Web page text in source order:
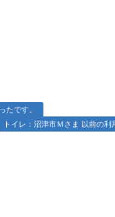
たです。
トイレ：沼津市Ｍさま 以前の